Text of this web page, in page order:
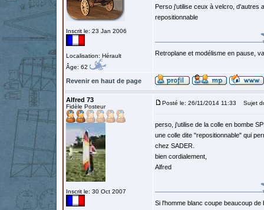
Inscrit le: 23 Jan 2006
Localisation: Hérault
Âge: 62
Perso j'utilise ceux à velcro, d'autres
repositionnable
Retroplane et modélisme en pause,
Revenir en haut de page
Alfred 73
Fidèle Posteur
Inscrit le: 30 Oct 2007
Posté le: 26/11/2014 11:33 Sujet
perso, j'utilise de la colle en bombe
une colle dite "repositionnable" qui
chez SADER.
bien cordialement,
Alfred
Si l'homme blanc coupe beaucoup